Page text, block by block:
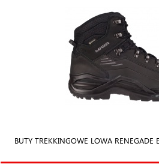
BUTY TREKKINGOWE LOWA RENEGADE